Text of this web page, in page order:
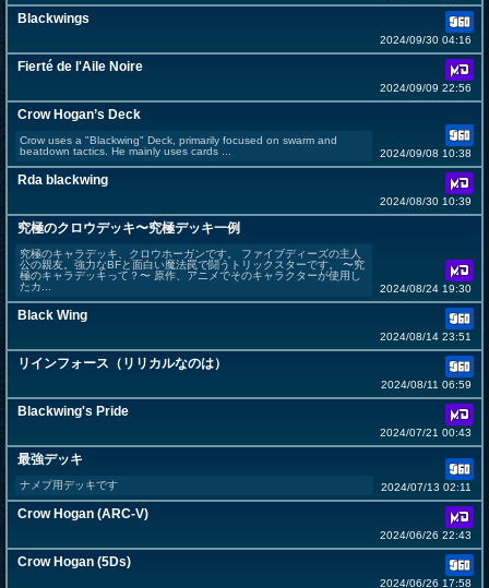
Blackwings
2024/09/30 04:16
Fierté de l'Aile Noire
2024/09/09 22:56
Crow Hogan’s Deck
Crow uses a "Blackwing" Deck, primarily focused on swarm and
beatdown tactics. He mainly uses cards ...
2024/09/08 10:38
Rda blackwing
2024/08/30 10:39
究極のクロウデッキ〜究極デッキ一例
究極のキャラデッキ、クロウホーガンです。 ファイブディーズの主人
公の親友。強力なBFと面白い魔法罠で闘うトリックスターです。 〜究
極のキャラデッキって？〜 原作、アニメでそのキャラクターが使用し
たカ...
2024/08/24 19:30
Black Wing
2024/08/14 23:51
リインフォース（リリカルなのは）
2024/08/11 06:59
Blackwing's Pride
2024/07/21 00:43
最強デッキ
ナメプ用デッキです 2024/07/13 02:11
Crow Hogan (ARC-V)
2024/06/26 22:43
Crow Hogan (5Ds)
2024/06/26 17:58